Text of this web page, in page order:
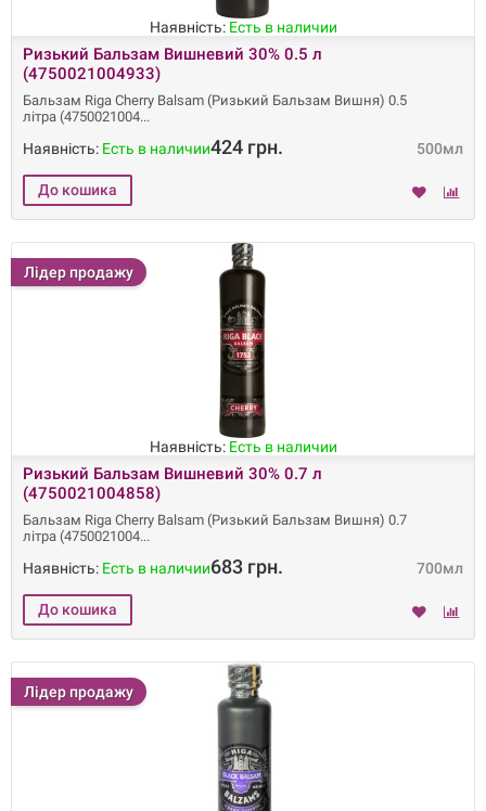
Наявність: Есть в наличии
Ризький Бальзам Вишневий 30% 0.5 л
(4750021004933)
Бальзам Riga Cherry Balsam (Ризький Бальзам Вишня) 0.5
літра (4750021004
500мл
Наявність: Есть в наличии424 грн.
Лідер продажу
Наявність: Есть в наличии
Ризький Бальзам Вишневий 30% 0.7 л
(4750021004858)
Бальзам Riga Cherry Balsam (Ризький Бальзам Вишня) 0.7
літра (4750021004
700мл
Наявність: Есть в наличии683 грн.
Лідер продажу